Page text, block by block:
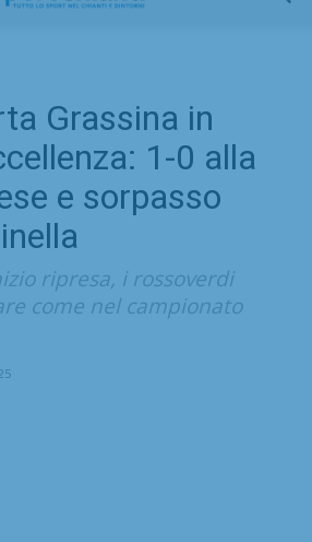
Grassina in
1-0 alla
e sorpasso
ripresa, i rossoverdi
come nel campionato